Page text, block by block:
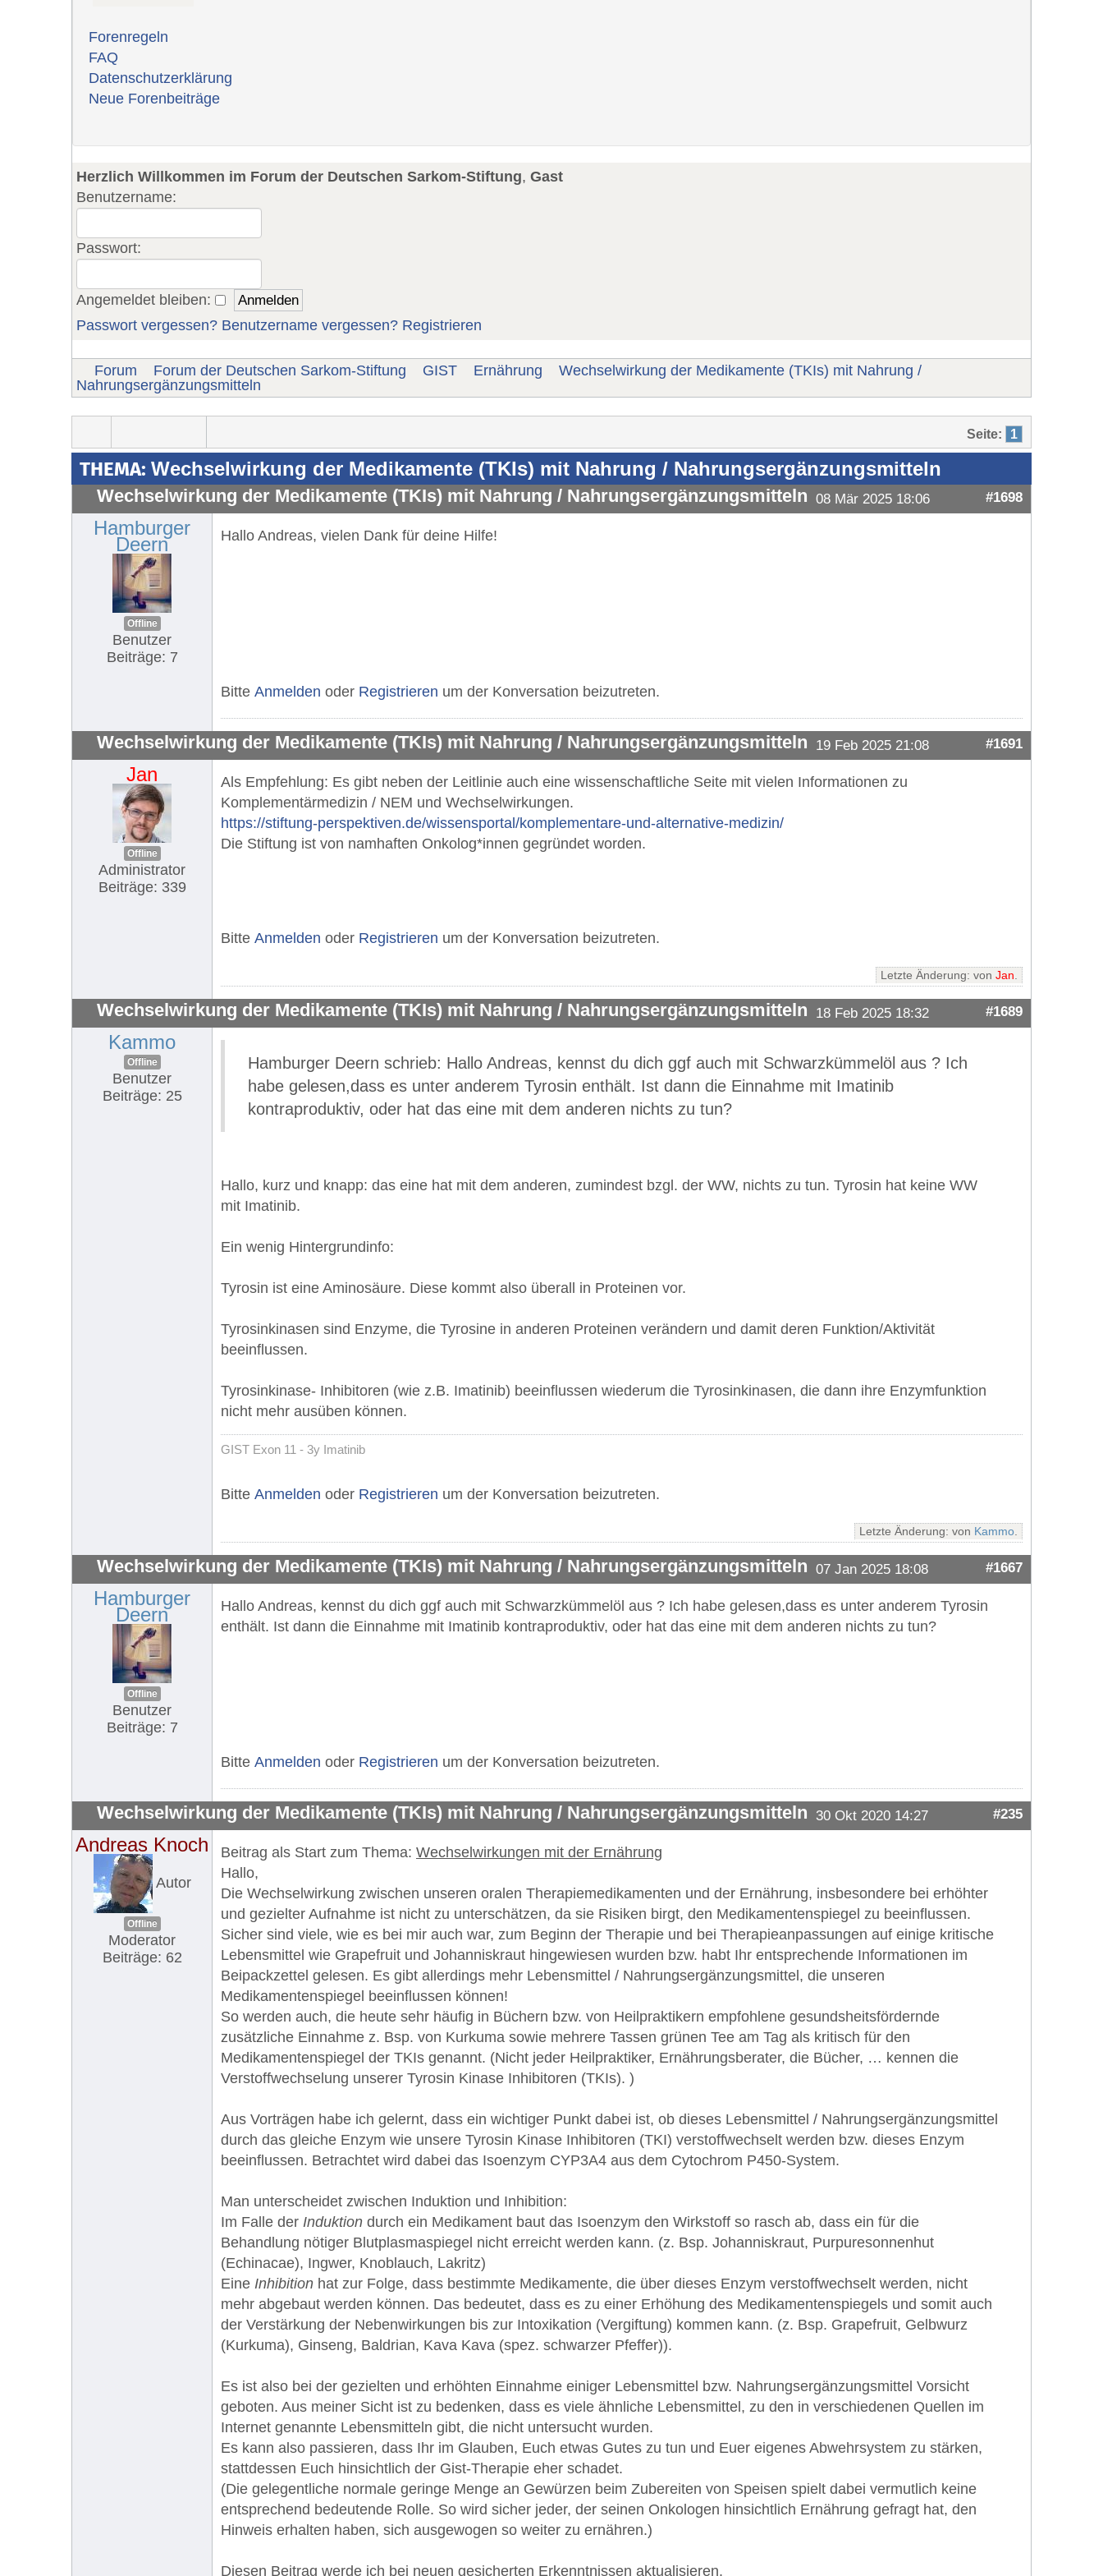
Forenregeln
FAQ
Datenschutzerklärung
Neue Forenbeiträge
Herzlich Willkommen im Forum der Deutschen Sarkom-Stiftung, Gast
Benutzername:
Passwort:
Angemeldet bleiben:
Passwort vergessen? Benutzername vergessen? Registrieren
Forum Forum der Deutschen Sarkom-Stiftung GIST Ernährung
Wechselwirkung der Medikamente (TKIs) mit Nahrung /
Nahrungsergänzungsmitteln
Seite: 1
THEMA: Wechselwirkung der Medikamente (TKIs) mit Nahrung / Nahrungsergänzungsmitteln
Wechselwirkung der Medikamente (TKIs) mit Nahrung / Nahrungsergänzungsmitteln 08 Mär 2025 18:06 #1698
Hamburger
Deern
Offline
Benutzer
Beiträge: 7
Hallo Andreas, vielen Dank für deine Hilfe!
Bitte Anmelden oder Registrieren um der Konversation beizutreten.
Wechselwirkung der Medikamente (TKIs) mit Nahrung / Nahrungsergänzungsmitteln 19 Feb 2025 21:08 #1691
Jan
Offline
Administrator
Beiträge: 339
Als Empfehlung: Es gibt neben der Leitlinie auch eine wissenschaftliche Seite mit vielen Informationen zu
Komplementärmedizin / NEM und Wechselwirkungen.
https://stiftung-perspektiven.de/wissensportal/komplementare-und-alternative-medizin/
Die Stiftung ist von namhaften Onkolog*innen gegründet worden.
Bitte Anmelden oder Registrieren um der Konversation beizutreten.
Letzte Änderung: von Jan
Wechselwirkung der Medikamente (TKIs) mit Nahrung / Nahrungsergänzungsmitteln 18 Feb 2025 18:32 #1689
Kammo
Offline
Benutzer
Beiträge: 25
Hamburger Deern schrieb: Hallo Andreas, kennst du dich ggf auch mit Schwarzkümmelöl aus ? Ich
habe gelesen,dass es unter anderem Tyrosin enthält. Ist dann die Einnahme mit Imatinib
kontraproduktiv, oder hat das eine mit dem anderen nichts zu tun?
Hallo, kurz und knapp: das eine hat mit dem anderen, zumindest bzgl. der WW, nichts zu tun. Tyrosin hat keine WW
mit Imatinib.
Ein wenig Hintergrundinfo:
Tyrosin ist eine Aminosäure. Diese kommt also überall in Proteinen vor.
Tyrosinkinasen sind Enzyme, die Tyrosine in anderen Proteinen verändern und damit deren Funktion/Aktivität
beeinflussen.
Tyrosinkinase- Inhibitoren (wie z.B. Imatinib) beeinflussen wiederum die Tyrosinkinasen, die dann ihre Enzymfunktion
nicht mehr ausüben können.
GIST Exon 11 - 3y Imatinib
Bitte Anmelden oder Registrieren um der Konversation beizutreten.
Letzte Änderung: von Kammo
Wechselwirkung der Medikamente (TKIs) mit Nahrung / Nahrungsergänzungsmitteln 07 Jan 2025 18:08 #1667
Hamburger
Deern
Offline
Benutzer
Beiträge: 7
Hallo Andreas, kennst du dich ggf auch mit Schwarzkümmelöl aus ? Ich habe gelesen,dass es unter anderem Tyrosin
enthält. Ist dann die Einnahme mit Imatinib kontraproduktiv, oder hat das eine mit dem anderen nichts zu tun?
Bitte Anmelden oder Registrieren um der Konversation beizutreten.
Wechselwirkung der Medikamente (TKIs) mit Nahrung / Nahrungsergänzungsmitteln 30 Okt 2020 14:27 #235
Andreas Knoch
Autor
Offline
Moderator
Beiträge: 62
Beitrag als Start zum Thema: Wechselwirkungen mit der Ernährung
Hallo,
Die Wechselwirkung zwischen unseren oralen Therapiemedikamenten und der Ernährung, insbesondere bei erhöhter
und gezielter Aufnahme ist nicht zu unterschätzen, da sie Risiken birgt, den Medikamentenspiegel zu beeinflussen.
Sicher sind viele, wie es bei mir auch war, zum Beginn der Therapie und bei Therapieanpassungen auf einige kritische
Lebensmittel wie Grapefruit und Johanniskraut hingewiesen wurden bzw. habt Ihr entsprechende Informationen im
Beipackzettel gelesen. Es gibt allerdings mehr Lebensmittel / Nahrungsergänzungsmittel, die unseren
Medikamentenspiegel beeinflussen können!
So werden auch, die heute sehr häufig in Büchern bzw. von Heilpraktikern empfohlene gesundsheitsfördernde
zusätzliche Einnahme z. Bsp. von Kurkuma sowie mehrere Tassen grünen Tee am Tag als kritisch für den
Medikamentenspiegel der TKIs genannt. (Nicht jeder Heilpraktiker, Ernährungsberater, die Bücher, … kennen die
Verstoffwechselung unserer Tyrosin Kinase Inhibitoren (TKIs). )
Aus Vorträgen habe ich gelernt, dass ein wichtiger Punkt dabei ist, ob dieses Lebensmittel / Nahrungsergänzungsmittel
durch das gleiche Enzym wie unsere Tyrosin Kinase Inhibitoren (TKI) verstoffwechselt werden bzw. dieses Enzym
beeinflussen. Betrachtet wird dabei das Isoenzym CYP3A4 aus dem Cytochrom P450-System.
Man unterscheidet zwischen Induktion und Inhibition:
Im Falle der Induktion durch ein Medikament baut das Isoenzym den Wirkstoff so rasch ab, dass ein für die
Behandlung nötiger Blutplasmaspiegel nicht erreicht werden kann. (z. Bsp. Johanniskraut, Purpuresonnenhut
(Echinacae), Ingwer, Knoblauch, Lakritz)
Eine Inhibition hat zur Folge, dass bestimmte Medikamente, die über dieses Enzym verstoffwechselt werden, nicht
mehr abgebaut werden können. Das bedeutet, dass es zu einer Erhöhung des Medikamentenspiegels und somit auch
der Verstärkung der Nebenwirkungen bis zur Intoxikation (Vergiftung) kommen kann. (z. Bsp. Grapefruit, Gelbwurz
(Kurkuma), Ginseng, Baldrian, Kava Kava (spez. schwarzer Pfeffer)).
Es ist also bei der gezielten und erhöhten Einnahme einiger Lebensmittel bzw. Nahrungsergänzungsmittel Vorsicht
geboten. Aus meiner Sicht ist zu bedenken, dass es viele ähnliche Lebensmittel, zu den in verschiedenen Quellen im
Internet genannte Lebensmitteln gibt, die nicht untersucht wurden.
Es kann also passieren, dass Ihr im Glauben, Euch etwas Gutes zu tun und Euer eigenes Abwehrsystem zu stärken,
stattdessen Euch hinsichtlich der Gist-Therapie eher schadet.
(Die gelegentliche normale geringe Menge an Gewürzen beim Zubereiten von Speisen spielt dabei vermutlich keine
entsprechend bedeutende Rolle. So wird sicher jeder, der seinen Onkologen hinsichtlich Ernährung gefragt hat, den
Hinweis erhalten haben, sich ausgewogen so weiter zu ernähren.)
Diesen Beitrag werde ich bei neuen gesicherten Erkenntnissen aktualisieren.